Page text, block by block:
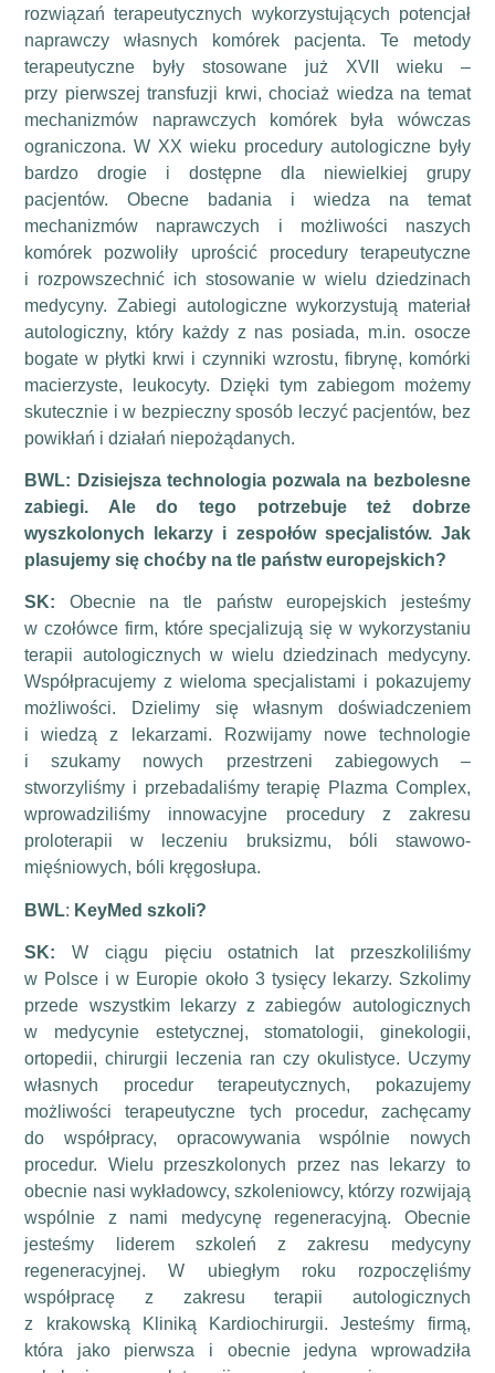
rozwiązań terapeutycznych wykorzystujących potencjał
naprawczy własnych komórek pacjenta. Te metody
terapeutyczne były stosowane już XVII wieku –
przy pierwszej transfuzji krwi, chociaż wiedza na temat
mechanizmów naprawczych komórek była wówczas
ograniczona. W XX wieku procedury autologiczne były
bardzo drogie i dostępne dla niewielkiej grupy
pacjentów. Obecne badania i wiedza na temat
mechanizmów naprawczych i możliwości naszych
komórek pozwoliły uprościć procedury terapeutyczne
i rozpowszechnić ich stosowanie w wielu dziedzinach
medycyny. Zabiegi autologiczne wykorzystują materiał
autologiczny, który każdy z nas posiada, m.in. osocze
bogate w płytki krwi i czynniki wzrostu, fibrynę, komórki
macierzyste, leukocyty. Dzięki tym zabiegom możemy
skutecznie i w bezpieczny sposób leczyć pacjentów, bez
powikłań i działań niepożądanych.
BWL: Dzisiejsza technologia pozwala na bezbolesne
zabiegi. Ale do tego potrzebuje też dobrze
wyszkolonych lekarzy i zespołów specjalistów. Jak
plasujemy się choćby na tle państw europejskich?
SK: Obecnie na tle państw europejskich jesteśmy
w czołówce firm, które specjalizują się w wykorzystaniu
terapii autologicznych w wielu dziedzinach medycyny.
Współpracujemy z wieloma specjalistami i pokazujemy
możliwości. Dzielimy się własnym doświadczeniem
i wiedzą z lekarzami. Rozwijamy nowe technologie
i szukamy nowych przestrzeni zabiegowych –
stworzyliśmy i przebadaliśmy terapię Plazma Complex,
wprowadziliśmy innowacyjne procedury z zakresu
proloterapii w leczeniu bruksizmu, bóli stawowo-
mięśniowych, bóli kręgosłupa.
BWL: KeyMed szkoli?
SK: W ciągu pięciu ostatnich lat przeszkoliliśmy
w Polsce i w Europie około 3 tysięcy lekarzy. Szkolimy
przede wszystkim lekarzy z zabiegów autologicznych
w medycynie estetycznej, stomatologii, ginekologii,
ortopedii, chirurgii leczenia ran czy okulistyce. Uczymy
własnych procedur terapeutycznych, pokazujemy
możliwości terapeutyczne tych procedur, zachęcamy
do współpracy, opracowywania wspólnie nowych
procedur. Wielu przeszkolonych przez nas lekarzy to
obecnie nasi wykładowcy, szkoleniowcy, którzy rozwijają
wspólnie z nami medycynę regeneracyjną. Obecnie
jesteśmy liderem szkoleń z zakresu medycyny
regeneracyjnej. W ubiegłym roku rozpoczęliśmy
współpracę z zakresu terapii autologicznych
z krakowską Kliniką Kardiochirurgii. Jesteśmy firmą,
która jako pierwsza i obecnie jedyna wprowadziła